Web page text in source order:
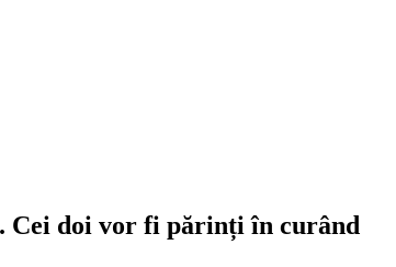
Cei doi vor fi părinți în curând